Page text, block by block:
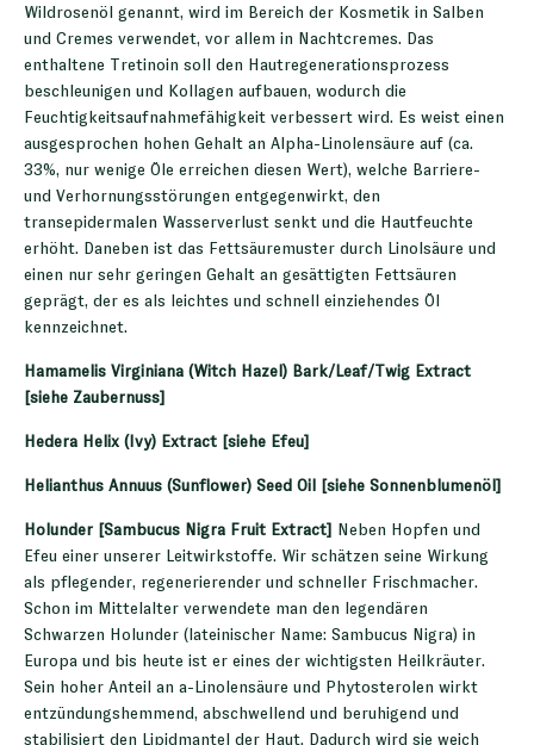
Wildrosenöl genannt, wird im Bereich der Kosmetik in Salben
und Cremes verwendet, vor allem in Nachtcremes. Das
enthaltene Tretinoin soll den Hautregenerationsprozess
beschleunigen und Kollagen aufbauen, wodurch die
Feuchtigkeitsaufnahmefähigkeit verbessert wird. Es weist einen
ausgesprochen hohen Gehalt an Alpha-Linolensäure auf (ca.
33%, nur wenige Öle erreichen diesen Wert), welche Barriere-
und Verhornungsstörungen entgegenwirkt, den
transepidermalen Wasserverlust senkt und die Hautfeuchte
erhöht. Daneben ist das Fettsäuremuster durch Linolsäure und
einen nur sehr geringen Gehalt an gesättigten Fettsäuren
geprägt, der es als leichtes und schnell einziehendes Öl
kennzeichnet.
Hamamelis Virginiana (Witch Hazel) Bark/Leaf/Twig Extract
[siehe Zaubernuss]
Hedera Helix (Ivy) Extract [siehe Efeu]
Helianthus Annuus (Sunflower) Seed Oil [siehe Sonnenblumenöl]
Holunder [Sambucus Nigra Fruit Extract]
Neben Hopfen und
Efeu einer unserer Leitwirkstoffe. Wir schätzen seine Wirkung
als pflegender, regenerierender und schneller Frischmacher.
Schon im Mittelalter verwendete man den legendären
Schwarzen Holunder (lateinischer Name: Sambucus Nigra) in
Europa und bis heute ist er eines der wichtigsten Heilkräuter.
Sein hoher Anteil an a-Linolensäure und Phytosterolen wirkt
entzündungshemmend, abschwellend und beruhigend und
stabilisiert den Lipidmantel der Haut. Dadurch wird sie weich